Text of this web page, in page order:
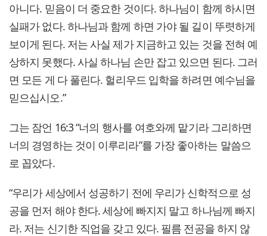
아니다. 믿음이 더 중요한 것이다. 하나님이 함께 하시면
실패가 없다. 하나님과 함께 하면 가야 될 길이 뚜렷하게
보이게 된다. 저는 사실 제가 지금하고 있는 것을 전혀 예
상하지 못했다. 사실 하나님 손만 잡고 있으면 된다. 그러
면 모든 게 다 풀린다. 헐리우드 입학을 하려면 예수님을
믿으십시오.”
그는 잠언 16:3 “너의 행사를 여호와께 맡기라 그리하면
너의 경영하는 것이 이루리라”를 가장 좋아하는 말씀으
로 꼽았다.
“우리가 세상에서 성공하기 전에 우리가 신학적으로 성
공을 먼저 해야 한다. 세상에 빠지지 말고 하나님께 빠지
라. 저는 신기한 직업을 갖고 있다. 필름 전공을 하지 않